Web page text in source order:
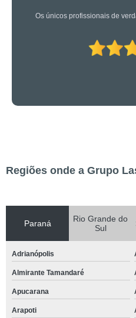
Os caras são bons
Regiões onde a Grupo
Paraná
Rio Grande do
Sul
Adrianópolis
Almirante Tamandaré
Apucarana
Arapoti